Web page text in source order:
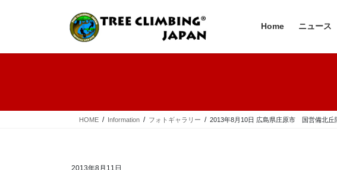
ツ
シ
Home ニュース
HOME Information フォトギャラリー 2013年8月10日 広島県庄原市 国営備北
2013年8月11日